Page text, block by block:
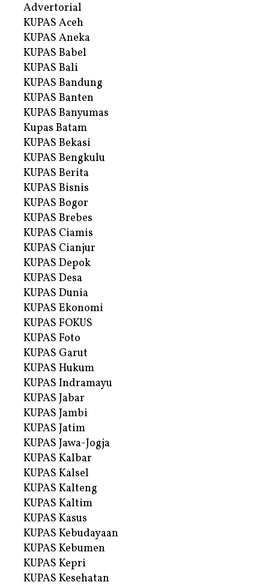
Advertorial
KUPAS Aceh
KUPAS Aneka
KUPAS Babel
KUPAS Bali
KUPAS Bandung
KUPAS Banten
KUPAS Banyumas
Kupas Batam
KUPAS Bekasi
KUPAS Bengkulu
KUPAS Berita
KUPAS Bisnis
KUPAS Bogor
KUPAS Brebes
KUPAS Ciamis
KUPAS Cianjur
KUPAS Depok
KUPAS Desa
KUPAS Dunia
KUPAS Ekonomi
KUPAS FOKUS
KUPAS Foto
KUPAS Garut
KUPAS Hukum
KUPAS Indramayu
KUPAS Jabar
KUPAS Jambi
KUPAS Jatim
KUPAS Jawa-Jogja
KUPAS Kalbar
KUPAS Kalsel
KUPAS Kalteng
KUPAS Kaltim
KUPAS Kasus
KUPAS Kebudayaan
KUPAS Kebumen
KUPAS Kepri
KUPAS Kesehatan